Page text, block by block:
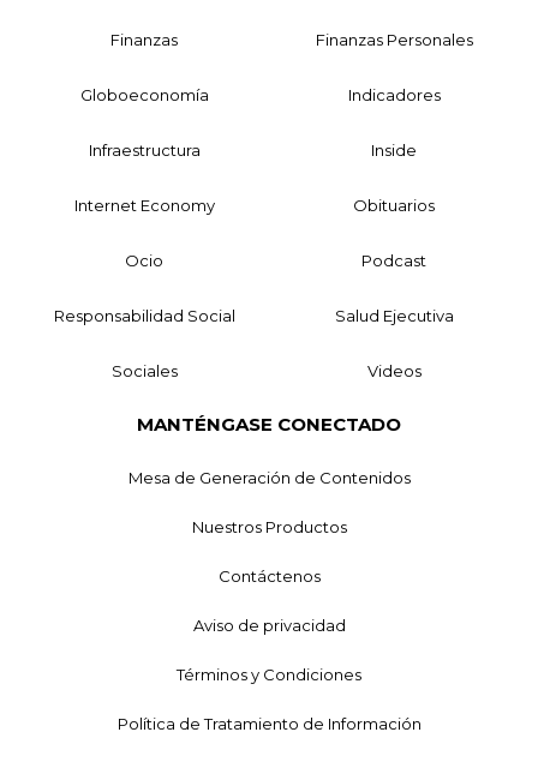
Finanzas Finanzas Personales
Globoeconomía Indicadores
Infraestructura Inside
Internet Economy Obituarios
Ocio Podcast
Responsabilidad Social Salud Ejecutiva
Sociales Videos
MANTÉNGASE CONECTADO
Mesa de Generación de Contenidos
Nuestros Productos
Contáctenos
Aviso de privacidad
Términos y Condiciones
Política de Tratamiento de Información